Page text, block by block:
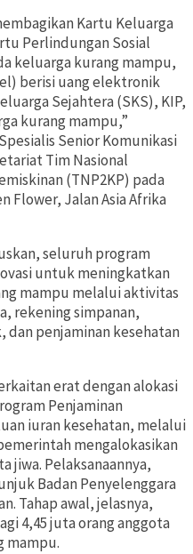
Kartu Keluarga
Perlindungan Sosial
keluarga kurang mampu,
berisi uang elektronik
Sejahtera (SKS), KIP,
kurang mampu,”
Senior Komunikasi
Tim Nasional
(TNP2KP) pada
Flower, Jalan Asia Afrika
seluruh program
untuk meningkatkan
mampu melalui aktivitas
rekening simpanan,
penjaminan kesehatan
erat dengan alokasi
Penjaminan
iuran kesehatan, melalui
mengalokasikan
jiwa. Pelaksanaannya,
Badan Penyelenggara
Tahap awal, jelasnya,
4,45 juta orang anggota
mampu.